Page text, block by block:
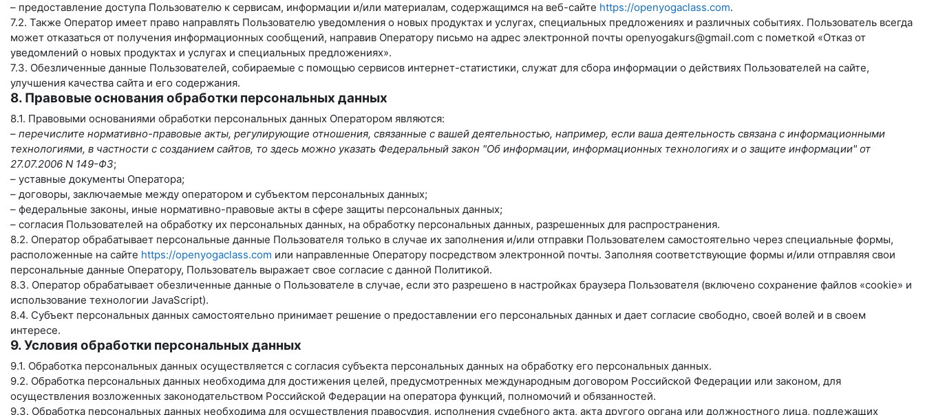
– предоставление доступа Пользователю к сервисам, информации и/или материалам, содержащимся на веб-сайте https://openyogaclass.com.
7.2. Также Оператор имеет право направлять Пользователю уведомления о новых продуктах и услугах, специальных предложениях и различных событиях. Пользователь всегда
может отказаться от получения информационных сообщений, направив Оператору письмо на адрес электронной почты openyogakurs@gmail.com с пометкой «Отказ от
уведомлений о новых продуктах и услугах и специальных предложениях».
7.3. Обезличенные данные Пользователей, собираемые с помощью сервисов интернет-статистики, служат для сбора информации о действиях Пользователей на сайте,
улучшения качества сайта и его содержания.
8. Правовые основания обработки персональных данных
8.1. Правовыми основаниями обработки персональных данных Оператором являются:
– перечислите нормативно-правовые акты, регулирующие отношения, связанные с вашей деятельностью, например, если ваша деятельность связана с информационными
технологиями, в частности с созданием сайтов, то здесь можно указать Федеральный закон "Об информации, информационных технологиях и о защите информации" от
27.07.2006 N 149-ФЗ;
– уставные документы Оператора;
– договоры, заключаемые между оператором и субъектом персональных данных;
– федеральные законы, иные нормативно-правовые акты в сфере защиты персональных данных;
– согласия Пользователей на обработку их персональных данных, на обработку персональных данных, разрешенных для распространения.
8.2. Оператор обрабатывает персональные данные Пользователя только в случае их заполнения и/или отправки Пользователем самостоятельно через специальные формы,
расположенные на сайте https://openyogaclass.com или направленные Оператору посредством электронной почты. Заполняя соответствующие формы и/или отправляя свои
персональные данные Оператору, Пользователь выражает свое согласие с данной Политикой.
8.3. Оператор обрабатывает обезличенные данные о Пользователе в случае, если это разрешено в настройках браузера Пользователя (включено сохранение файлов «cookie» и
использование технологии JavaScript).
8.4. Субъект персональных данных самостоятельно принимает решение о предоставлении его персональных данных и дает согласие свободно, своей волей и в своем
интересе.
9. Условия обработки персональных данных
9.1. Обработка персональных данных осуществляется с согласия субъекта персональных данных на обработку его персональных данных.
9.2. Обработка персональных данных необходима для достижения целей, предусмотренных международным договором Российской Федерации или законом, для
осуществления возложенных законодательством Российской Федерации на оператора функций, полномочий и обязанностей.
9.3. Обработка персональных данных необходима для осуществления правосудия, исполнения судебного акта, акта другого органа или должностного лица, подлежащих